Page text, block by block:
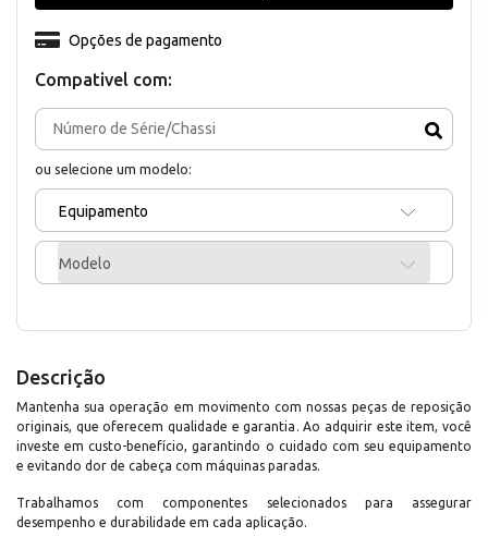
Compativel com:
ou selecione um modelo:
Equipamento
Modelo
Opções de pagamento
Descrição
Mantenha sua operação em movimento com nossas peças de reposição
originais, que oferecem qualidade e garantia. Ao adquirir este item, você
investe em custo-benefício, garantindo o cuidado com seu equipamento
e evitando dor de cabeça com máquinas paradas.
Trabalhamos com componentes selecionados para assegurar
desempenho e durabilidade em cada aplicação.